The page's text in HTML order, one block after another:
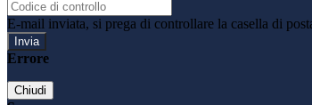
E-mail inviata, si prega di controllare la casella di
Errore
Chiudi